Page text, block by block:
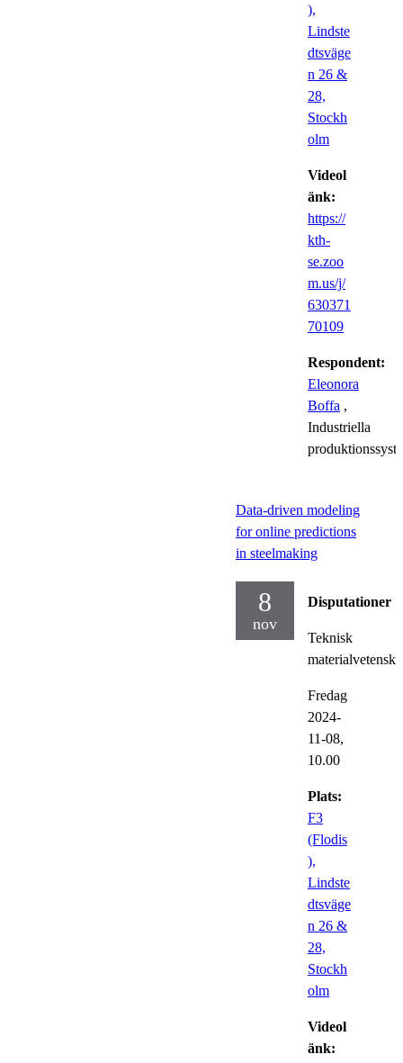
),
Lindste
dtsväge
n 26 &
28,
Stockh
olm
Videol
änk:
https://
kth-
se.zoo
m.us/j/
630371
70109
Respondent:
Eleonora
Boffa ,
Industriella
Data-driven modeling
for online predictions
in steelmaking
8
nov
Disputationer
Teknisk
Fredag
2024-
11-08,
10.00
Plats:
F3
(Flodis
),
Lindste
dtsväge
n 26 &
28,
Stockh
olm
Videol
änk: